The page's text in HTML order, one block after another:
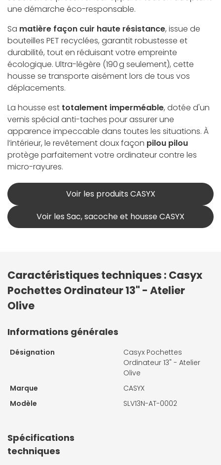
une démarche éco-responsable.
Sa matière façon cuir haute résistance, issue de
bouteilles PET recyclées, garantit robustesse et
durabilité, tout en réduisant votre empreinte
écologique. Ultra-légère (190 g seulement), cette
housse se transporte aisément lors de tous vos
déplacements.
La housse est totalement imperméable, dotée d'un
vernis spécial anti-taches pour assurer une
apparence impeccable dans toutes les situations. À
l’intérieur, le revêtement doux façon pilou pilou
protège parfaitement votre ordinateur contre les
micro-rayures.
Voir les produits CASYX
Voir les Sac, sacoche et housse CASYX
Caractéristiques techniques : Casyx
Pochettes Ordinateur 13" - Atelier
Olive
Informations générales
Désignation
Casyx Pochettes
Ordinateur 13" - Atelier
Olive
Marque
CASYX
Modèle
SLV13N-AT-0002
Spécifications
techniques